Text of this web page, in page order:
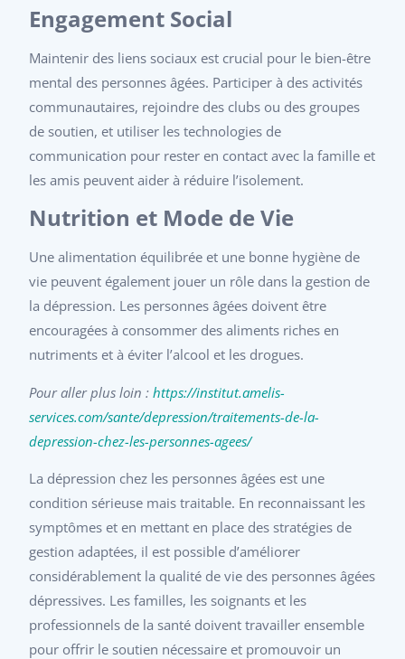
Engagement Social
Maintenir des liens sociaux est crucial pour le bien-être
mental des personnes âgées. Participer à des activités
communautaires, rejoindre des clubs ou des groupes
de soutien, et utiliser les technologies de
communication pour rester en contact avec la famille et
les amis peuvent aider à réduire l’isolement.
Nutrition et Mode de Vie
Une alimentation équilibrée et une bonne hygiène de
vie peuvent également jouer un rôle dans la gestion de
la dépression. Les personnes âgées doivent être
encouragées à consommer des aliments riches en
nutriments et à éviter l’alcool et les drogues.
Pour aller plus loin :https://institut.amelis-
services.com/sante/depression/traitements-de-la-
depression-chez-les-personnes-agees/
La dépression chez les personnes âgées est une
condition sérieuse mais traitable. En reconnaissant les
symptômes et en mettant en place des stratégies de
gestion adaptées, il est possible d’améliorer
considérablement la qualité de vie des personnes âgées
dépressives. Les familles, les soignants et les
professionnels de la santé doivent travailler ensemble
pour offrir le soutien nécessaire et promouvoir un